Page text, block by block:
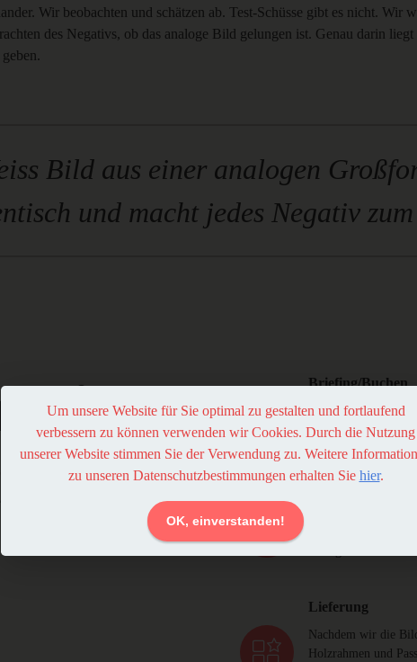
Wir beobachten und schätzen ab. Test-Schüsse gibt es nicht. Wir
des Negativs, ob das analoge Bild gelungen ist. Genau darin
Bild aus einer analogen
und macht jedes Negativ
wir
Briefing/Buchen
Suchen Sie
aller Ruhe und wohl
Ihnen das Bild und
Wir fotografieren
analog und
Lieferung
Nachdem wir die
Holzrahmen und
Um unsere Website für Sie optimal zu gestalten und fortlaufend
verbessern zu können verwenden wir Cookies. Durch die Nutzung
unserer Website stimmen Sie der Verwendung zu. Weitere
zu unseren Datenschutzbestimmungen erhalten Sie hier.
OK, einverstanden!